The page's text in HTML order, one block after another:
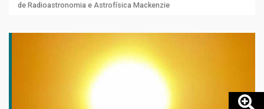
de Radioastronomia e Astrofísica Mackenzie